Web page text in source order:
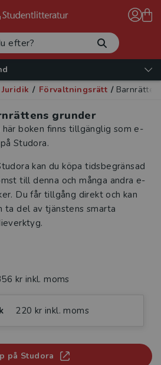
Juridik / Förvaltningsrätt /
grunder
här boken finns tillgänglig som e-
Studora.
kan du köpa tidsbegränsad
till denna och många andra e-
Du får tillgång direkt och kan
ta del av tjänstens smarta
kr inkl. moms
220 kr inkl. moms
på Studora